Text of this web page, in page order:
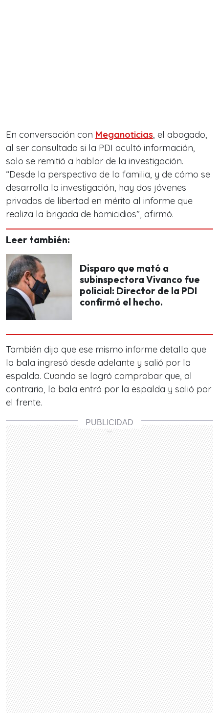
En conversación con Meganoticias, el abogado,
al ser consultado si la PDI ocultó información,
solo se remitió a hablar de la investigación.
“Desde la perspectiva de la familia, y de cómo se
desarrolla la investigación, hay dos jóvenes
privados de libertad en mérito al informe que
realiza la brigada de homicidios”, afirmó.
Leer también:
Disparo que mató a
subinspectora Vivanco fue
policial: Director de la PDI
confirmó el hecho.
También dijo que ese mismo informe detalla que
la bala ingresó desde adelante y salió por la
espalda. Cuando se logró comprobar que, al
contrario, la bala entró por la espalda y salió por
el frente.